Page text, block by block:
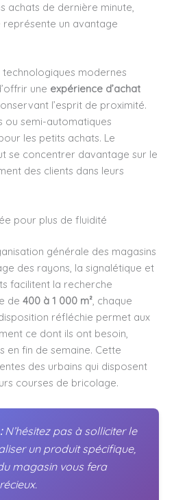
achats de dernière minute,
un avantage
technologiques modernes
une expérience d’achat
l’esprit de proximité.
ou semi-automatiques
les petits achats. Le
se concentrer davantage sur le
des clients dans leurs
pour plus de fluidité
générale des magasins
des rayons, la signalétique et
facilitent la recherche
de400 à 1 000 m² , chaque
réfléchie permet aux
ce dont ils ont besoin,
en fin de semaine. Cette
des urbains qui disposent
courses de bricolage.
N’hésitez pas à solliciter le
un produit spécifique,
magasin vous fera